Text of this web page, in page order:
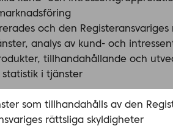
och den
analys av kund- och
tillhandahållande och
i tjänster
som tillhandahålls av den
rättsliga skyldigheter